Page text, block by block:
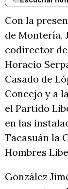
Con la
de Montería,
codirector
Horacio
Casado de
Concejo y a
el Partido
en las
Tacasuán la
Hombres
González